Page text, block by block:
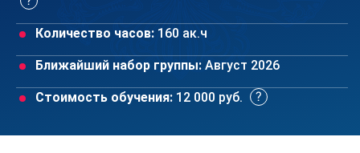
Количество часов: 160 ак.ч
Ближайший набор группы: Август 2026
Стоимость обучения: 12 000 руб.